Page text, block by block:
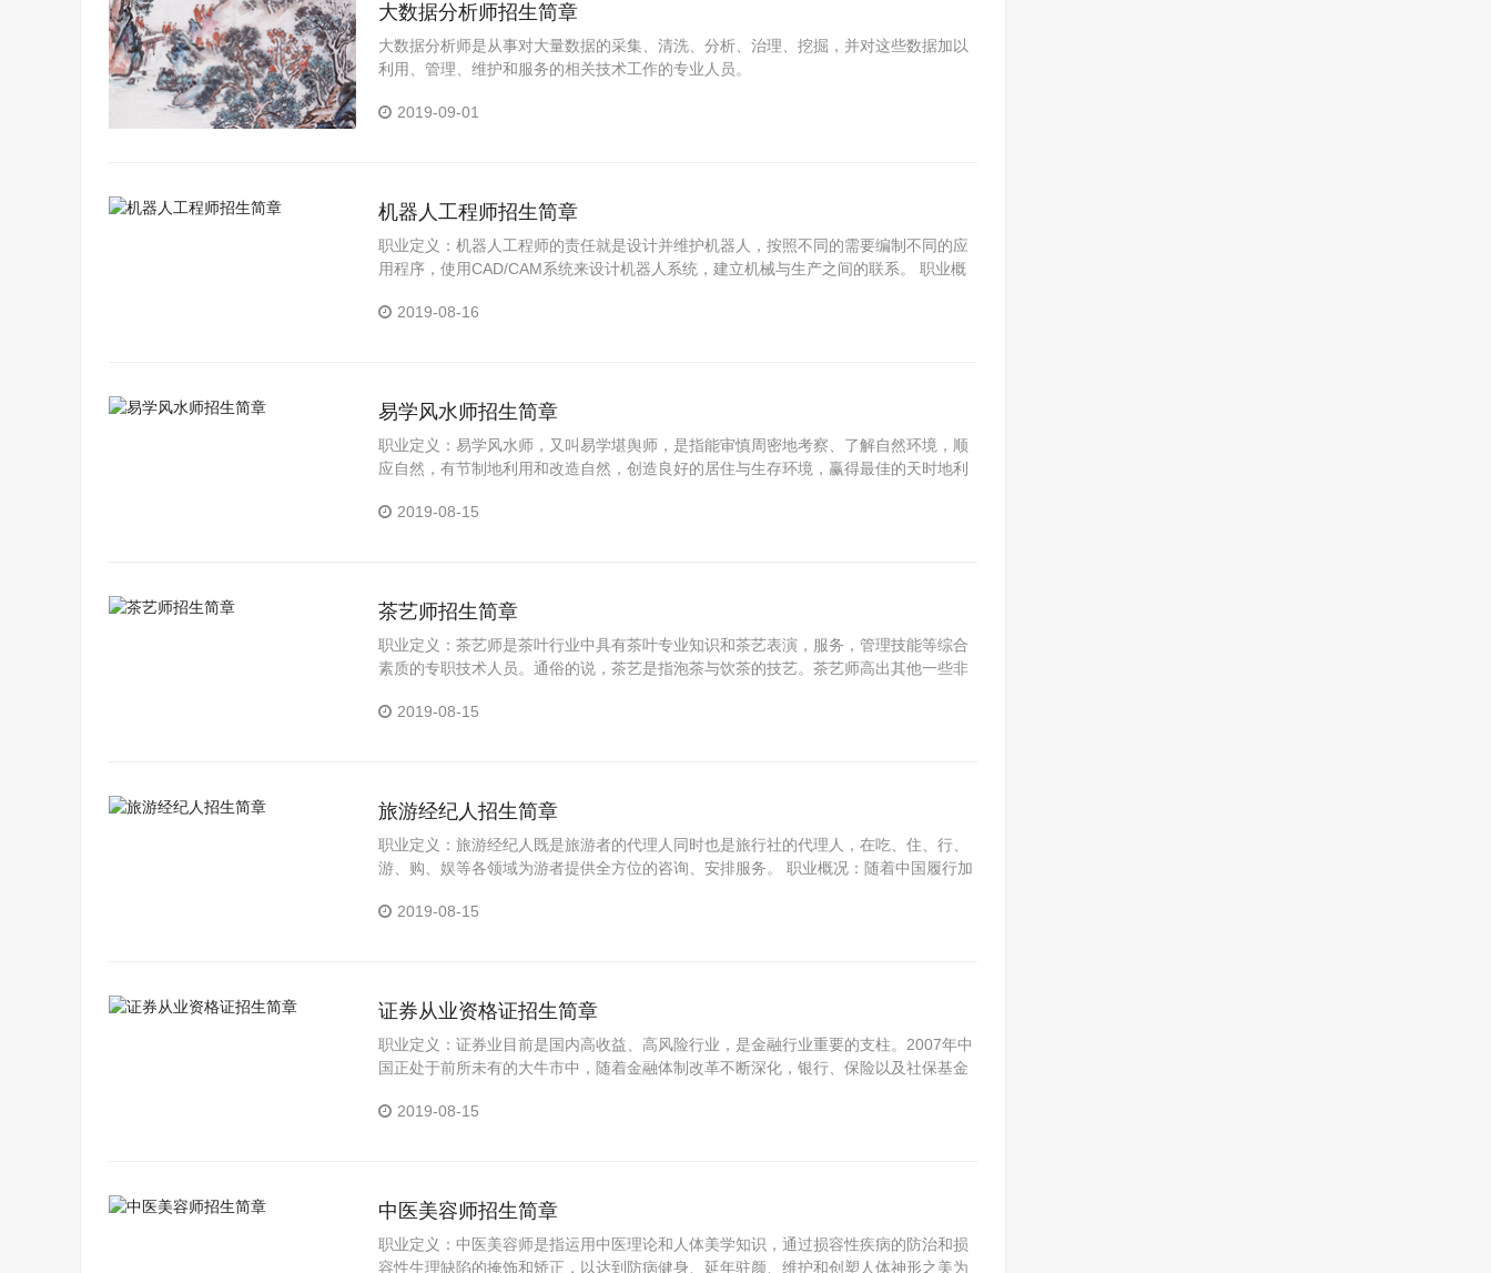
大数据分析师招生简章
大数据分析师是从事对大量数据的采集、清洗、分析、治理、挖掘，并对这些数据加以
利用、管理、维护和服务的相关技术工作的专业人员。
2019-09-01
机器人工程师招生简章
职业定义：机器人工程师的责任就是设计并维护机器人，按照不同的需要编制不同的应
用程序，使用CAD/CAM系统来设计机器人系统，建立机械与生产之间的联系。 职业概
2019-08-16
易学风水师招生简章
职业定义：易学风水师，又叫易学堪舆师，是指能审慎周密地考察、了解自然环境，顺
应自然，有节制地利用和改造自然，创造良好的居住与生存环境，赢得最佳的天时地利
2019-08-15
茶艺师招生简章
职业定义：茶艺师是茶叶行业中具有茶叶专业知识和茶艺表演，服务，管理技能等综合
素质的专职技术人员。通俗的说，茶艺是指泡茶与饮茶的技艺。茶艺师高出其他一些非
2019-08-15
旅游经纪人招生简章
职业定义：旅游经纪人既是旅游者的代理人同时也是旅行社的代理人，在吃、住、行、
游、购、娱等各领域为游者提供全方位的咨询、安排服务。 职业概况：随着中国履行加
2019-08-15
证券从业资格证招生简章
职业定义：证券业目前是国内高收益、高风险行业，是金融行业重要的支柱。2007年中
国正处于前所未有的大牛市中，随着金融体制改革不断深化，银行、保险以及社保基金
2019-08-15
中医美容师招生简章
职业定义：中医美容师是指运用中医理论和人体美学知识，通过损容性疾病的防治和损
容性生理缺陷的掩饰和矫正，以达到防病健身、延年驻颜、维护和创塑人体神形之美为